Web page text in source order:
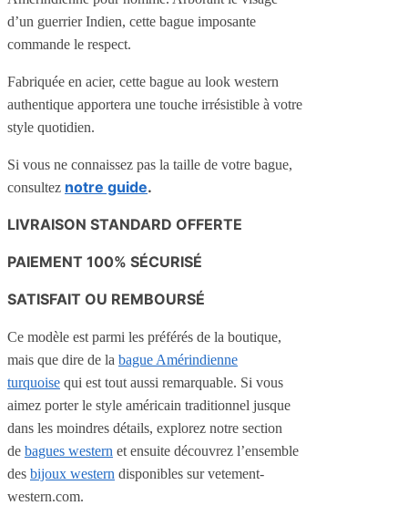
d’un guerrier Indien, cette bague imposante
commande le respect.
Fabriquée en acier, cette bague au look western
authentique apportera une touche irrésistible à votre
style quotidien.
Si vous ne connaissez pas la taille de votre bague,
consultez notre guide.
LIVRAISON STANDARD OFFERTE
PAIEMENT 100% SÉCURISÉ
SATISFAIT OU REMBOURSÉ
Ce modèle est parmi les préférés de la boutique,
mais que dire de la bague Amérindienne
turquoise qui est tout aussi remarquable. Si vous
aimez porter le style américain traditionnel jusque
dans les moindres détails, explorez notre section
de bagues western et ensuite découvrez l’ensemble
des bijoux western disponibles sur vetement-
western.com.